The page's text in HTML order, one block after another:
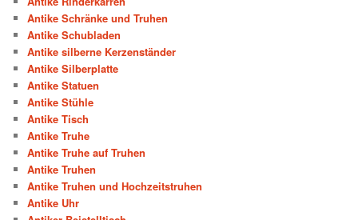
Antike Schränke und Truhen
Antike Schubladen
Antike silberne Kerzenständer
Antike Silberplatte
Antike Statuen
Antike Stühle
Antike Tisch
Antike Truhe
Antike Truhe auf Truhen
Antike Truhen
Antike Truhen und Hochzeitstruhen
Antike Uhr